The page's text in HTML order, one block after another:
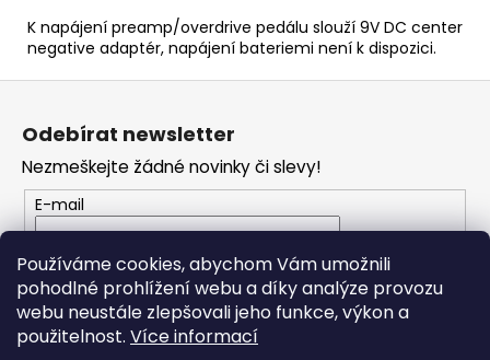
Používáme cookies, abychom Vám umožnili
pohodlné prohlížení webu a díky analýze provozu
webu neustále zlepšovali jeho funkce, výkon a
použitelnost. Více informací
K napájení preamp/overdrive pedálu slouží 9V DC center
negative adaptér, napájení bateriemi není k dispozici.
Z
í
Odebírat newsletter
Nezmeškejte žádné novinky či slevy!
E-mail
Vložením e-mailu souhlasíte s podmínkami
ochrany osobních údajů
PŘIHLÁSIT SE